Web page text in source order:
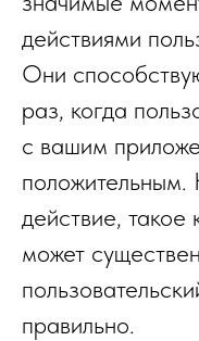
действиями
Они
раз, когда
с вашим
действие, такое
может
правильно.